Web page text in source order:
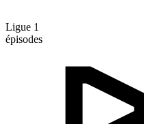
Ligue 1
épisodes